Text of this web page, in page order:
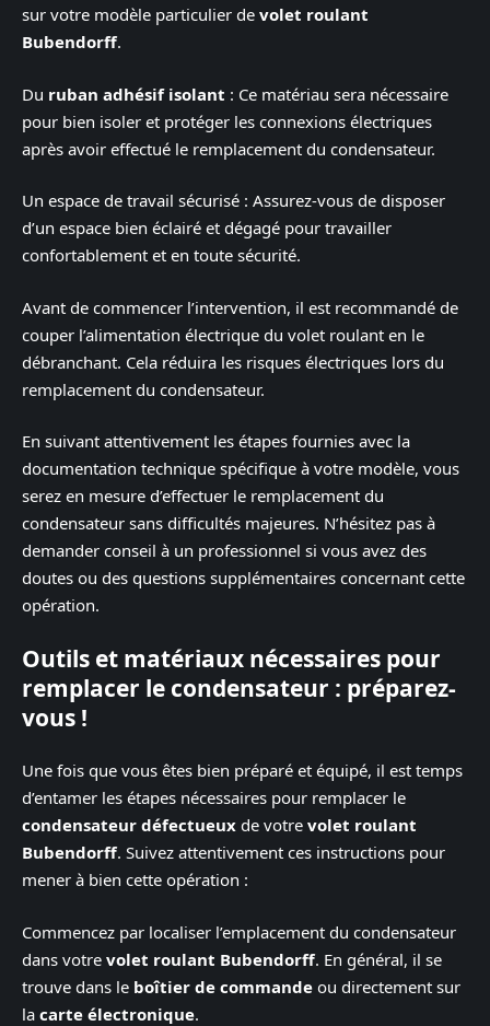
sur votre modèle particulier de volet roulant
Bubendorff.
Du ruban adhésif isolant : Ce matériau sera nécessaire
pour bien isoler et protéger les connexions électriques
après avoir effectué le remplacement du condensateur.
Un espace de travail sécurisé : Assurez-vous de disposer
d’un espace bien éclairé et dégagé pour travailler
confortablement et en toute sécurité.
Avant de commencer l’intervention, il est recommandé de
couper l’alimentation électrique du volet roulant en le
débranchant. Cela réduira les risques électriques lors du
remplacement du condensateur.
En suivant attentivement les étapes fournies avec la
documentation technique spécifique à votre modèle, vous
serez en mesure d’effectuer le remplacement du
condensateur sans difficultés majeures. N’hésitez pas à
demander conseil à un professionnel si vous avez des
doutes ou des questions supplémentaires concernant cette
opération.
Outils et matériaux nécessaires pour
remplacer le condensateur : préparez-
vous !
Une fois que vous êtes bien préparé et équipé, il est temps
d’entamer les étapes nécessaires pour remplacer le
condensateur défectueux de votre volet roulant
Bubendorff. Suivez attentivement ces instructions pour
mener à bien cette opération :
Commencez par localiser l’emplacement du condensateur
dans votre volet roulant Bubendorff. En général, il se
trouve dans le boîtier de commande ou directement sur
la carte électronique.